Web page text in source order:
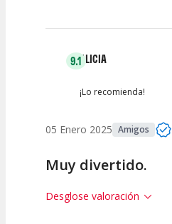
9.1ALICIA
¡Lo recomienda!
05 Enero 2025 Amigos
Muy divertido.
Desglose valoración